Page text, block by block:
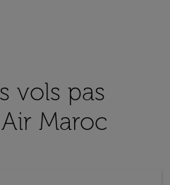
vols pas
Maroc